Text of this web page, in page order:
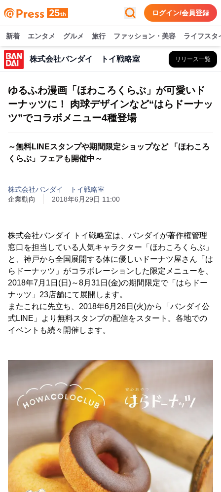
ログイン/会員登録
新着 エンタメ グルメ 旅行 ファッション・美容 ライフスタ
株式会社バンダイ トイ戦略室 リリース一覧
ゆるふわ漫画「ほわころくらぶ」が可愛いド
ーナッツに！ 肉球デザインなど“はらドーナッ
ツ”でコラボメニュー4種登場
～無料LINEスタンプや期間限定ショップなど 「ほわころ
くらぶ」フェアも開催中～
株式会社バンダイ トイ戦略室
企業動向
2018年6月29日 11:00
株式会社バンダイ トイ戦略室は、バンダイが著作権管理
窓口を担当している人気キャラクター「ほわころくらぶ」
と、神戸から全国展開する体に優しいドーナツ屋さん「は
らドーナッツ」がコラボレーションした限定メニューを、
2018年7月1日(日)～8月31日(金)の期間限定で「はらドー
ナッツ」23店舗にて展開します。
またこれに先立ち、2018年6月26日(火)から「バンダイ公
式LINE」より無料スタンプの配信をスタート。各地での
イベントも続々開催します。